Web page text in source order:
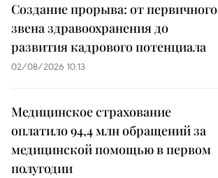
Создание прорыва: от первичного
звена здравоохранения до
развития кадрового потенциала
02/08/2026 10:13
Медицинское страхование
оплатило 94,4 млн обращений за
медицинской помощью в первом
полугодии